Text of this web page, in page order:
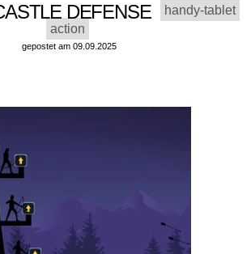
DEFENSE
handy-tablet
action
gepostet am 09.09.2025